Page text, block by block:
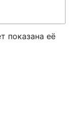
показана её